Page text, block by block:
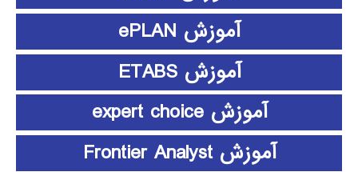
آموزش ePLAN
آموزش ETABS
آموزش expert choice
آموزش Frontier Analyst